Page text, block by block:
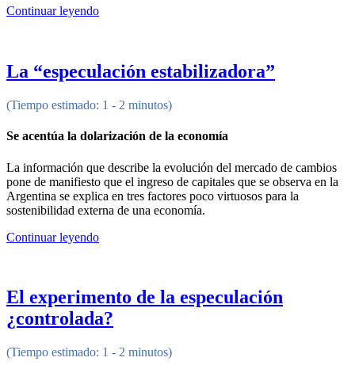
Continuar leyendo
La “especulación estabilizadora”
(Tiempo estimado: 1 - 2 minutos)
Se acentúa la dolarización de la economía
La información que describe la evolución del mercado de cambios
pone de manifiesto que el ingreso de capitales que se observa en la
Argentina se explica en tres factores poco virtuosos para la
sostenibilidad externa de una economía.
Continuar leyendo
El experimento de la especulación
¿controlada?
(Tiempo estimado: 1 - 2 minutos)